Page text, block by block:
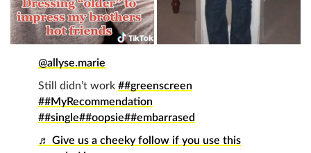
@allyse.marie
Still didn’t work ##greenscreen
##MyRecommendation
##single##oopsie##embarrased
♬ Give us a cheeky follow if you use this